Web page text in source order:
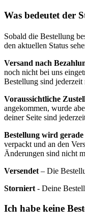
Was bedeutet der
Sobald die Bestellung
den aktuellen Status
Versand nach
noch nicht bei uns
Bestellung sind jederzeit
Voraussichtliche
angekommen, wurde
deiner Seite sind
Bestellung wird
verpackt und an den
Änderungen sind nicht
Versendet – Die
Storniert - Deine
Ich habe keine